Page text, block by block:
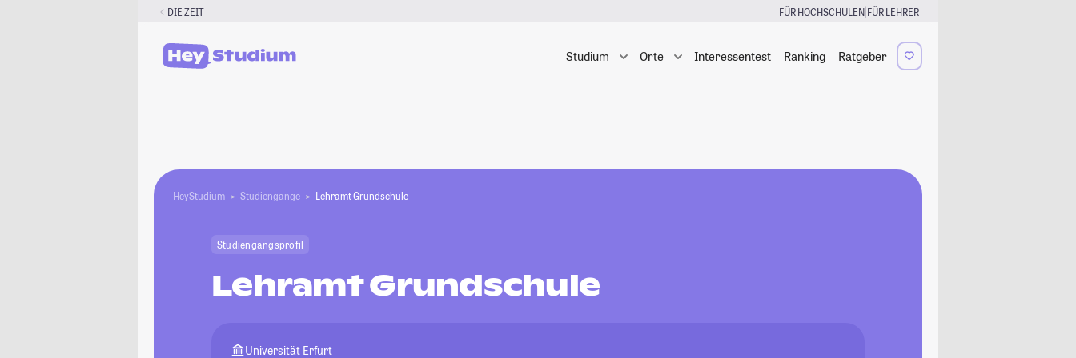
DIE ZEIT FÜR HOCHSCHULEN|FÜR LEHRER
Studium Orte Interessentest Ranking Ratgeber
HeyStudium Studiengänge Lehramt Grundschule
Studiengangsprofil
Lehramt Grundschule
Universität Erfurt